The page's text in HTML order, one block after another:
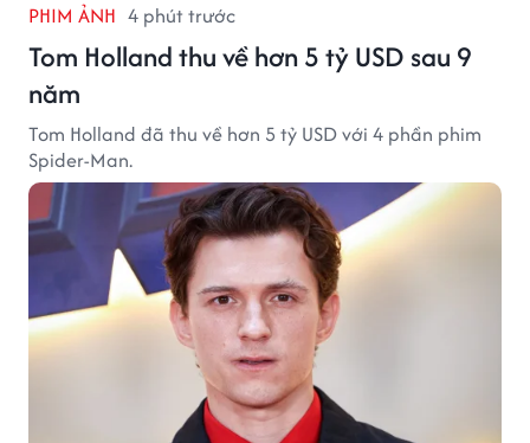
PHIM ẢNH 4 phút trước
Tom Holland thu về hơn 5 tỷ USD sau 9
năm
Tom Holland đã thu về hơn 5 tỷ USD với 4 phần phim
Spider-Man.